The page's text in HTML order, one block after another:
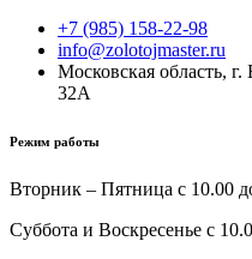
+7 (985) 158-22-98
info@zolotojmaster.ru
Московская область,
32А
Режим работы
Вторник – Пятница с 10.00
Суббота и Воскресенье с